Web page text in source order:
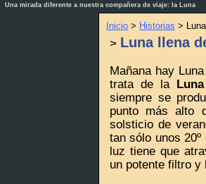
Una mirada diferente a nuestra compañera de viaje: la Luna
Inicio > Historias >
> Luna llena
Mañana hay
trata de la
siempre se
punto más alto
solsticio de
tan sólo unos
luz tiene que
un potente filtro y